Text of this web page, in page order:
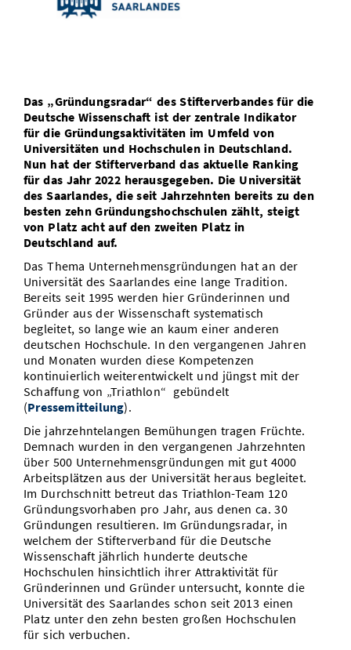
Vom Studium in den Beruf
Study Scheduler
Bibliothek
Start-ups
SIC Merchandise
SIC Podcast
Termine, Vorträge und Veranstaltungen
Alumni
Das „Gründungsradar“ des Stifterverbandes für die
Deutsche Wissenschaft ist der zentrale Indikator
für die Gründungsaktivitäten im Umfeld von
Universitäten und Hochschulen in Deutschland.
Nun hat der Stifterverband das aktuelle Ranking
für das Jahr 2022 herausgegeben. Die Universität
des Saarlandes, die seit Jahrzehnten bereits zu den
besten zehn Gründungshochschulen zählt, steigt
von Platz acht auf den zweiten Platz in
Deutschland auf.
Das Thema Unternehmensgründungen hat an der
Universität des Saarlandes eine lange Tradition.
Bereits seit 1995 werden hier Gründerinnen und
Gründer aus der Wissenschaft systematisch
begleitet, so lange wie an kaum einer anderen
deutschen Hochschule. In den vergangenen Jahren
und Monaten wurden diese Kompetenzen
kontinuierlich weiterentwickelt und jüngst mit der
Schaffung von „Triathlon“ gebündelt
(Pressemitteilung).
Die jahrzehntelangen Bemühungen tragen Früchte.
Demnach wurden in den vergangenen Jahrzehnten
über 500 Unternehmensgründungen mit gut 4000
Arbeitsplätzen aus der Universität heraus begleitet.
Im Durchschnitt betreut das Triathlon-Team 120
Gründungsvorhaben pro Jahr, aus denen ca. 30
Gründungen resultieren. Im Gründungsradar, in
welchem der Stifterverband für die Deutsche
Wissenschaft jährlich hunderte deutsche
Hochschulen hinsichtlich ihrer Attraktivität für
Gründerinnen und Gründer untersucht, konnte die
Universität des Saarlandes schon seit 2013 einen
Platz unter den zehn besten großen Hochschulen
für sich verbuchen.